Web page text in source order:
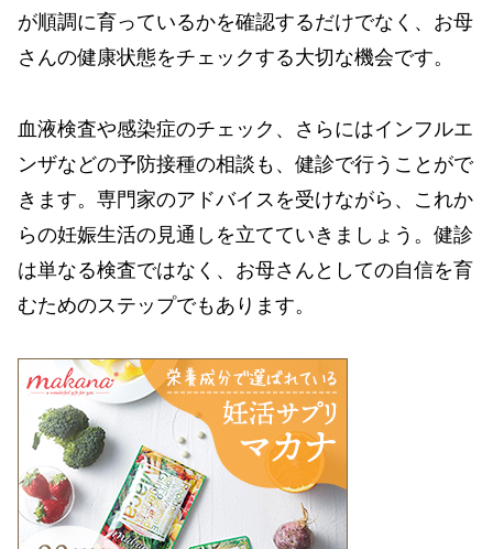
が順調に育っているかを確認するだけでなく、お母
さんの健康状態をチェックする大切な機会です。
血液検査や感染症のチェック、さらにはインフルエ
ンザなどの予防接種の相談も、健診で行うことがで
きます。専門家のアドバイスを受けながら、これか
らの妊娠生活の見通しを立てていきましょう。健診
は単なる検査ではなく、お母さんとしての自信を育
むためのステップでもあります。